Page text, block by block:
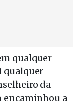
qualquer
qualquer
da
encaminhou a